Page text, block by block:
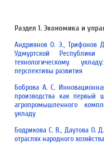
Раздел 1. Экономика и
Андриянов О. Э., Трифонов
Удмуртской
технологическому
перспективы развития
Боброва А. С.
производства как первый
агропромышленного
укладу
Бодрикова С. В., Даутова О.
отраслях народного